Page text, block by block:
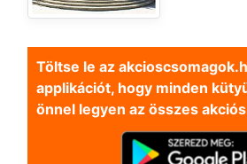
Töltse le az
applikációt, hogy minden
önnel legyen az összes